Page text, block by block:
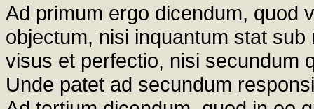
Ad primum ergo dicendum, quod
objectum, nisi inquantum stat
visus et perfectio, nisi secundum
Unde patet ad secundum